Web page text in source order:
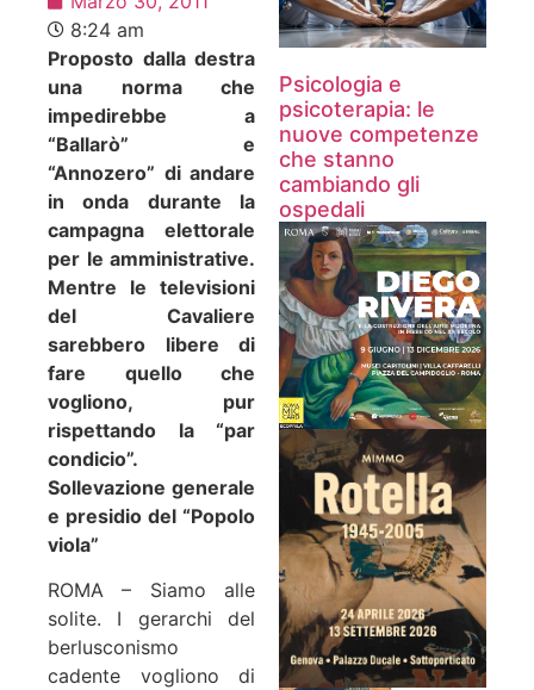
8:24 am
Proposto dalla destra
una norma che
impedirebbe a
“Ballarò” e
“Annozero” di andare
in onda durante la
campagna elettorale
per le amministrative.
Mentre le televisioni
del Cavaliere
sarebbero libere di
fare quello che
vogliono, pur
rispettando la “par
condicio”.
Sollevazione generale
e presidio del “Popolo
viola”
ROMA – Siamo alle
solite. I gerarchi del
berlusconismo
cadente vogliono di
Psicologia e
psicoterapia: le
nuove competenze
che stanno
cambiando gli
ospedali